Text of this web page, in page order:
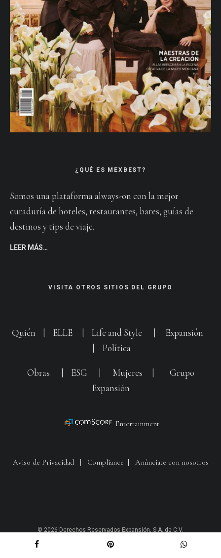
¿QUÉ ES MEXBEST?
Somos una plataforma always-on con la mejor
curaduría de hoteles, restaurantes, bares, guías de
destinos y tips de viaje.
LEER MÁS…
VISITA OTROS SITIOS DEL GRUPO
Quién ELLE Life and Style
Expansión
Política
Obras ESG Mujeres
Grupo
Expansión
Entertainment
Aviso de Privacidad| Compliance | Anúnciate con nosotros
© 2026 Derechos Reservados Expansión, S.A. de C.V.